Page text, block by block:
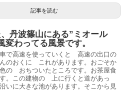
記事を読む
丹波篠山にある”ミオール
わってる風景です。
で高速を使っていくと 高速の出口の
のおくに これがあります。おごそか
の おちついたところです。お茶屋食
。この建物の 上に行くと道があっ
いに大きな池があります。そこから見